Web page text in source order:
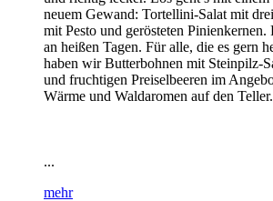
neuem Gewand: Tortellini-Salat mit
mit Pesto und gerösteten
an heißen Tagen. Für alle, die es gern
haben wir Butterbohnen mit Steinpilz-
und fruchtigen Preiselbeeren im
Wärme und Waldaromen auf den
...
mehr